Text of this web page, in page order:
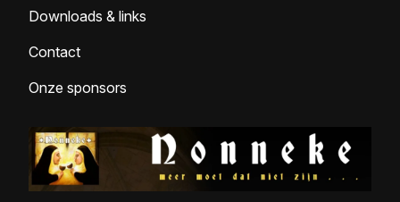
Downloads & links
Contact
Onze sponsors